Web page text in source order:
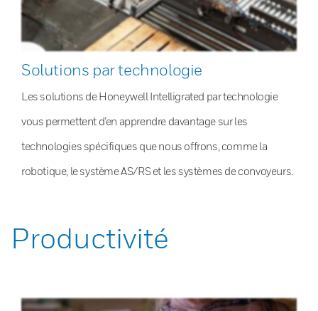
Solutions par technologie
Les solutions de Honeywell Intelligrated par technologie
vous permettent d’en apprendre davantage sur les
technologies spécifiques que nous offrons, comme la
robotique, le système AS/RS et les systèmes de convoyeurs.
Productivité